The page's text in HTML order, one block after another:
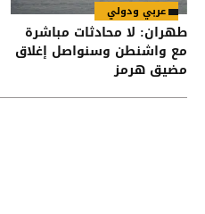
عربي ودولي
طهران: لا محادثات مباشرة
مع واشنطن وسنواصل إغلاق
مضيق هرمز